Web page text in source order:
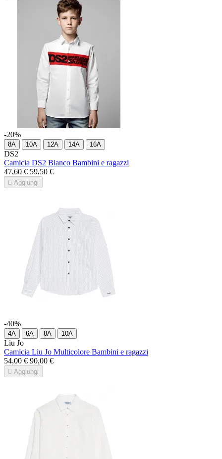
-20%
8A 10A 12A 14A 16A
DS2
Camicia DS2 Bianco Bambini e ragazzi
47,60 € 59,50 €
 Aggiungi
-40%
4A 6A 8A 10A
Liu Jo
Camicia Liu Jo Multicolore Bambini e ragazzi
54,00 € 90,00 €
 Aggiungi